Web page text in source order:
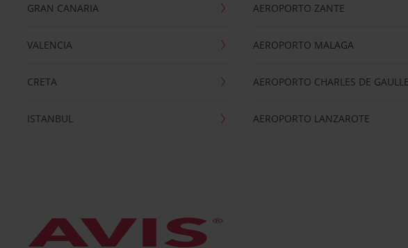
GRAN CANARIA
VALENCIA
CRETA
ISTANBUL
AEROPORTO ZANTE
AEROPORTO MALAGA
AEROPORTO CHARLES DE GAULLE
AEROPORTO LANZAROTE